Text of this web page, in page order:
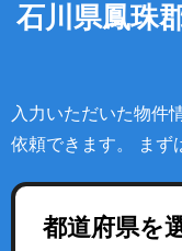
石川県鳳珠
入力いただいた物件
依頼できます。 まず
都道府県を